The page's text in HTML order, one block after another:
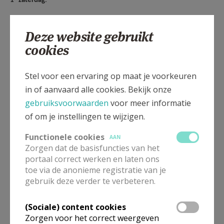
* Terlanen: woord- en comm.dienst om 17u30
zondag
* Hoeilaart: eucharistie (of woord- en comm.dienst) om 9u30
* Ottenburg: woord- en comm.dienst om 10u30
* Overijse: eucharistie of (woord- en comm.dienst) om 11 uur
zaterdag:
Deze website gebruikt
cookies
Stel voor een ervaring op maat je voorkeuren
in of aanvaard alle cookies. Bekijk onze
gebruiksvoorwaarden voor meer informatie
of om je instellingen te wijzigen.
Functionele cookies
AAN
Zorgen dat de basisfuncties van het
portaal correct werken en laten ons
toe via de anonieme registratie van je
gebruik deze verder te verbeteren.
(Sociale) content cookies
Zorgen voor het correct weergeven